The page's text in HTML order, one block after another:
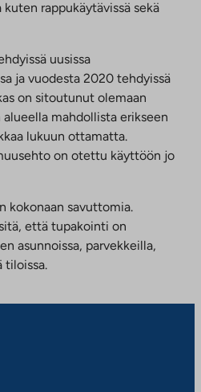
rappukäytävissä sekä
uusissa
ja vuodesta 2020 tehdyissä
on sitoutunut olemaan
mahdollista erikseen
lukuun ottamatta.
on otettu käyttöön jo
kokonaan savuttomia.
että tupakointi on
asunnoissa, parvekkeilla,
tiloissa.